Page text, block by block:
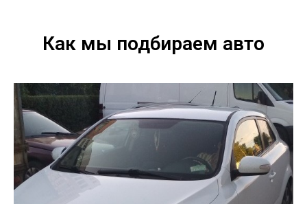
Как мы подбираем авто